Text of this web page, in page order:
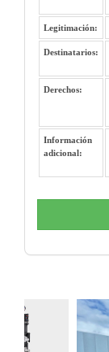
Legitimación:
Destinatarios:
Derechos:
Información
adicional: